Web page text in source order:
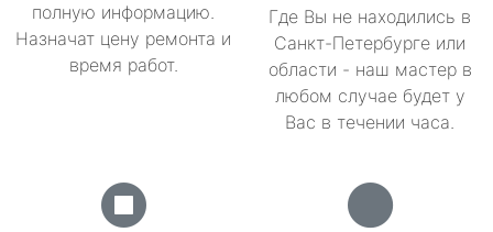
полную информацию.
Назначат цену ремонта и
время работ.
Где Вы не находились в
Санкт-Петербурге или
области - наш мастер в
любом случае будет у
Вас в течении часа.